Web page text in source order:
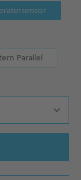
Parallel